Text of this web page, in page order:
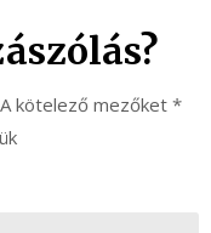
A kötelező mezőket *